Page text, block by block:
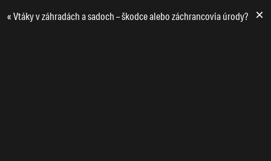
«Vtáky v záhradách a sadoch – škodce alebo záchrancovia úrody? ×